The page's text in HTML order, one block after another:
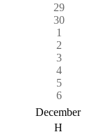
29
30
1
2
3
4
5
6
December
H